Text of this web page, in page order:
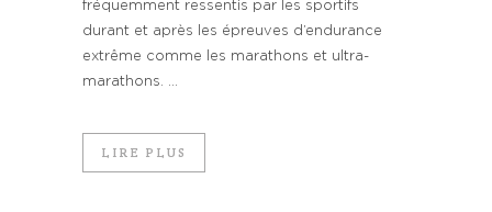
fréquemment ressentis par les sportifs
durant et après les épreuves d’endurance
extrême comme les marathons et ultra-
marathons. ...
LIRE PLUS